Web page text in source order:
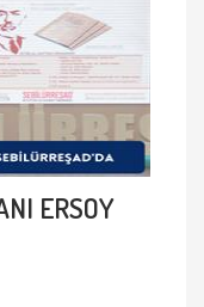
ERSOY